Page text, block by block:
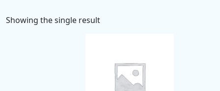
Showing the single result